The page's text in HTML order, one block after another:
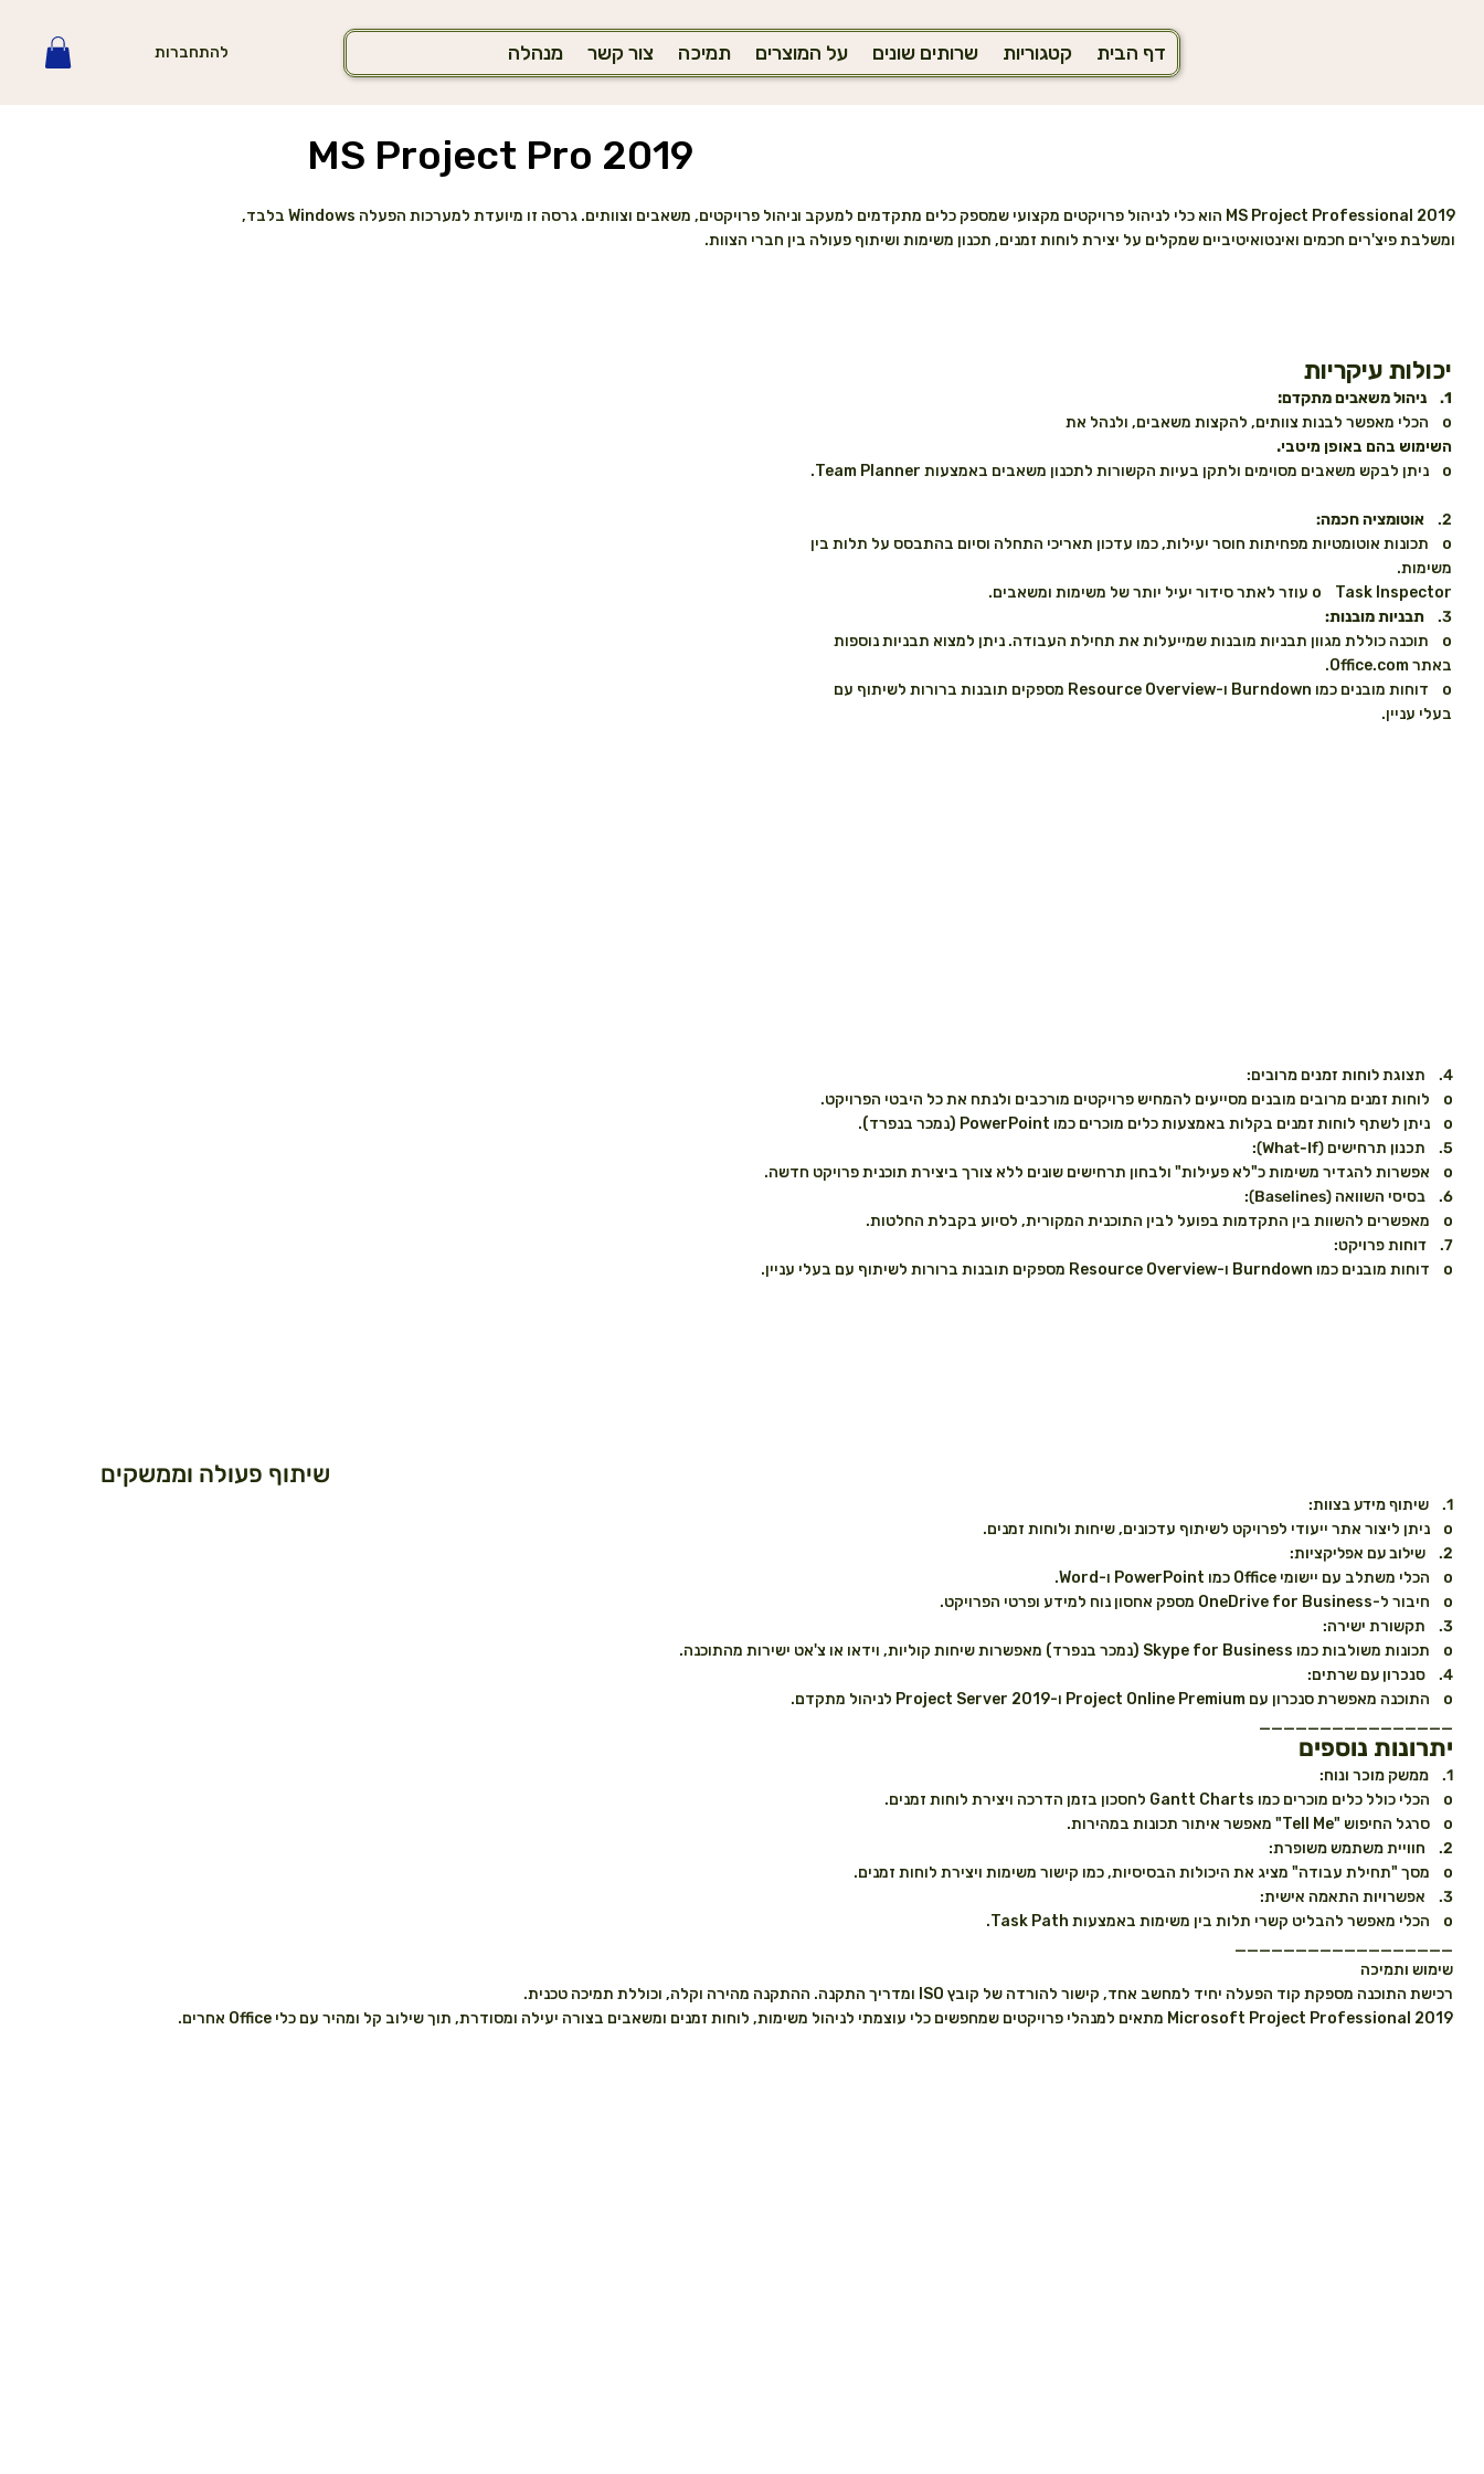
להתחברות דף הבית קטגוריות שרותים שונים על המוצרים תמיכה צור קשר מנהלה
שיתוף פעולה וממשקים
1. שיתוף מידע בצוות:
o ניתן ליצור אתר ייעודי לפרויקט לשיתוף עדכונים, שיחות ולוחות זמנים.
2. שילוב עם אפליקציות:
o הכלי משתלב עם יישומי Office כמו PowerPoint ו-Word.
o חיבור ל-OneDrive for Business מספק אחסון נוח למידע ופרטי הפרויקט.
3. תקשורת ישירה:
o תכונות משולבות כמו Skype for Business (נמכר בנפרד) מאפשרות שיחות קוליות, וידאו או צ'אט ישירות מהתוכנה.
4. סנכרון עם שרתים:
o התוכנה מאפשרת סנכרון עם Project Online Premium ו-Project Server 2019 לניהול מתקדם.
________________
יתרונות נוספים
1. ממשק מוכר ונוח:
o הכלי כולל כלים מוכרים כמו Gantt Charts לחסכון בזמן הדרכה ויצירת לוחות זמנים.
o סרגל החיפוש "Tell Me" מאפשר איתור תכונות במהירות.
2. חוויית משתמש משופרת:
o מסך "תחילת עבודה" מציג את היכולות הבסיסיות, כמו קישור משימות ויצירת לוחות זמנים.
3. אפשרויות התאמה אישית:
o הכלי מאפשר להבליט קשרי תלות בין משימות באמצעות Task Path.
__________________
שימוש ותמיכה
רכישת התוכנה מספקת קוד הפעלה יחיד למחשב אחד, קישור להורדה של קובץ ISO ומדריך התקנה. ההתקנה מהירה וקלה, וכוללת תמיכה טכנית.
Microsoft Project Professional 2019 מתאים למנהלי פרויקטים שמחפשים כלי עוצמתי לניהול משימות, לוחות זמנים ומשאבים בצורה יעילה ומסודרת, תוך שילוב קל ומהיר עם כלי Office אחרים.
4. תצוגת לוחות זמנים מרובים:
o לוחות זמנים מרובים מובנים מסייעים להמחיש פרויקטים מורכבים ולנתח את כל היבטי הפרויקט.
o ניתן לשתף לוחות זמנים בקלות באמצעות כלים מוכרים כמו PowerPoint (נמכר בנפרד).
5. תכנון תרחישים (What-If):
o אפשרות להגדיר משימות כ"לא פעילות" ולבחון תרחישים שונים ללא צורך ביצירת תוכנית פרויקט חדשה.
6. בסיסי השוואה (Baselines):
o מאפשרים להשוות בין התקדמות בפועל לבין התוכנית המקורית, לסיוע בקבלת החלטות.
7. דוחות פרויקט:
o דוחות מובנים כמו Burndown ו-Resource Overview מספקים תובנות ברורות לשיתוף עם בעלי עניין.
יכולות עיקריות
1. ניהול משאבים מתקדם
:
o הכלי מאפשר לבנות צוותים, להקצות משאבים, ולנהל את
השימוש בהם באופן מיטבי.
o ניתן לבקש משאבים מסוימים ולתקן בעיות הקשורות לתכנון משאבים באמצעות Team Planner.
2.
אוטומציה חכמה:
o תכונות אוטומטיות מפחיתות חוסר יעילות, כמו עדכון תאריכי התחלה וסיום בהתבסס על תלות בין
משימות.
o Task Inspector עוזר לאתר סידור יעיל יותר של משימות ומשאבים.
3.
תבניות מובנות:
o תוכנה כוללת מגוון תבניות מובנות שמייעלות את תחילת העבודה. ניתן למצוא תבניות נוספות
באתר Office.com.
o דוחות מובנים כמו Burndown ו-Resource Overview מספקים תובנות ברורות לשיתוף עם
בעלי עניין.
MS Project Professional 2019 הוא כלי לניהול פרויקטים מקצועי שמספק כלים מתקדמים למעקב וניהול פרויקטים, משאבים וצוותים. גרסה זו מיועדת למערכות הפעלה Windows בלבד,
ומשלבת פיצ'רים חכמים ואינטואיטיביים שמקלים על יצירת לוחות זמנים, תכנון משימות ושיתוף פעולה בין חברי הצוות.
MS Project Pro 2019